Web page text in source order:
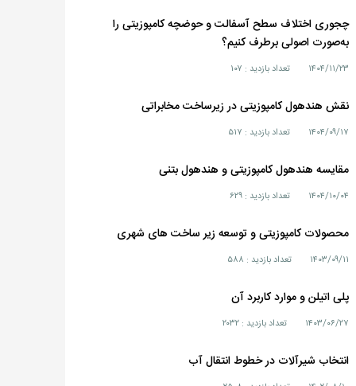
چجوری اختلاف سطح آسفالت و حوضچه کامپوزیتی را
به‌صورت اصولی برطرف کنیم؟
۱۴۰۴/۱۱/۲۳ تعداد بازدید : ۱۰۷
نقش هندهول کامپوزیتی در زیرساخت مخابراتی
۱۴۰۴/۰۹/۱۷ تعداد بازدید : ۵۱۷
مقایسه هندهول کامپوزیتی و هندهول بتنی
۱۴۰۴/۱۰/۰۴ تعداد بازدید : ۶۲۹
محصولات کامپوزیتی و توسعه زیر ساخت های شهری
۱۴۰۳/۰۹/۱۱ تعداد بازدید : ۵۸۸
پلی اتیلن و موارد کاربرد آن
۱۴۰۳/۰۶/۲۷ تعداد بازدید : ۲۰۳۲
انتخاب شیرآلات در خطوط انتقال آب